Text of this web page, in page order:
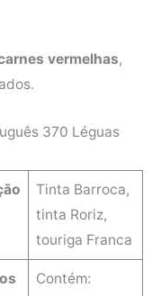
vermelhas,
370 Léguas
Tinta Barroca,
tinta Roriz,
touriga Franca
Contém: